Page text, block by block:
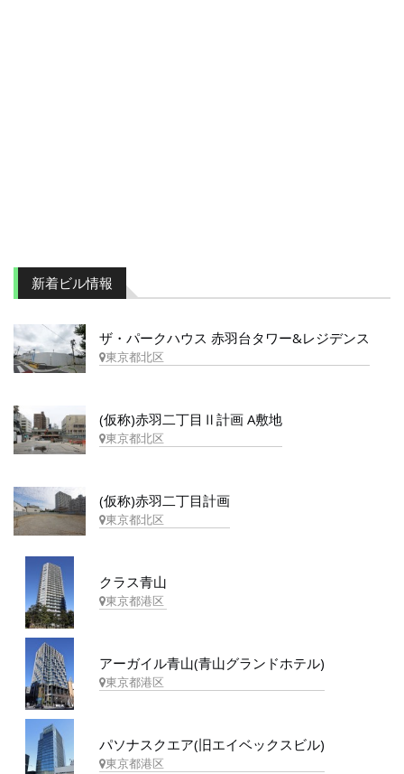
新着ビル情報
ザ・パークハウス 赤羽台タワー&レジデンス
東京都北区
(仮称)赤羽二丁目Ⅱ計画 A敷地
東京都北区
(仮称)赤羽二丁目計画
東京都北区
クラス青山
東京都港区
アーガイル青山(青山グランドホテル)
東京都港区
パソナスクエア(旧エイベックスビル)
東京都港区